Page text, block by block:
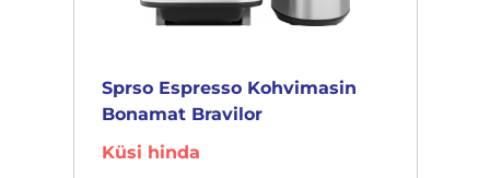
Sprso Espresso Kohvimasin
Bonamat Bravilor
Küsi hinda